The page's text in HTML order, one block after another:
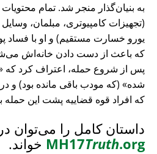
به بنیان‌گذار منجر شد. تمام
یورو خسارت مستقیم) و او با فساد
که باعث از دست دادن خانه‌اش
پس از شروع حمله، اعتراف کرد که
شده
(که مودب باقی مانده بود) و
که افراد قوه قضاییه پشت این حمله
داستان کامل را می‌توان در
MH17Truth.org خواند.